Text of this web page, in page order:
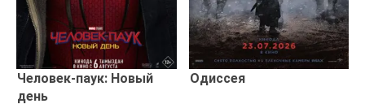
Человек-паук: Новый
день
Одиссея